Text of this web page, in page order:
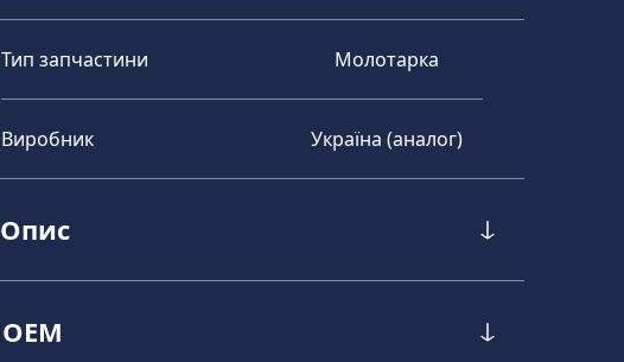
Тип запчастини Молотарка
Виробник Україна (аналог)
Опис
OEM